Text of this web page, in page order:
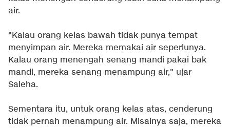
air.
"Kalau orang kelas bawah tidak punya tempat
menyimpan air. Mereka memakai air seperlunya.
Kalau orang menengah senang mandi pakai bak
mandi, mereka senang menampung air," ujar
Saleha.
Sementara itu, untuk orang kelas atas, cenderung
tidak pernah menampung air. Misalnya saja, mereka